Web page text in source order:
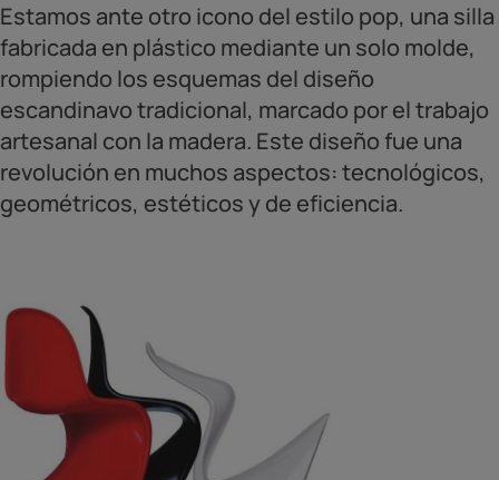
Estamos ante otro icono del estilo pop, una silla
fabricada en plástico mediante un solo molde,
rompiendo los esquemas del diseño
escandinavo tradicional, marcado por el trabajo
artesanal con la madera. Este diseño fue una
revolución en muchos aspectos: tecnológicos,
geométricos, estéticos y de eficiencia.